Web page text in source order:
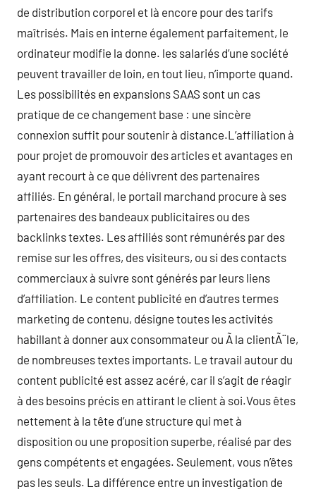
de distribution corporel et là encore pour des tarifs
maîtrisés. Mais en interne également parfaitement, le
ordinateur modifie la donne. les salariés d’une société
peuvent travailler de loin, en tout lieu, n’importe quand.
Les possibilités en expansions SAAS sont un cas
pratique de ce changement base : une sincère
connexion suffit pour soutenir à distance.L’affiliation à
pour projet de promouvoir des articles et avantages en
ayant recourt à ce que délivrent des partenaires
affiliés. En général, le portail marchand procure à ses
partenaires des bandeaux publicitaires ou des
backlinks textes. Les affiliés sont rémunérés par des
remise sur les offres, des visiteurs, ou si des contacts
commerciaux à suivre sont générés par leurs liens
d’affiliation. Le content publicité en d’autres termes
marketing de contenu, désigne toutes les activités
habillant à donner aux consommateur ou Ã la clientÃ¨le,
de nombreuses textes importants. Le travail autour du
content publicité est assez acéré, car il s’agit de réagir
à des besoins précis en attirant le client à soi.Vous êtes
nettement à la tête d’une structure qui met à
disposition ou une proposition superbe, réalisé par des
gens compétents et engagées. Seulement, vous n’êtes
pas les seuls. La différence entre un investigation de